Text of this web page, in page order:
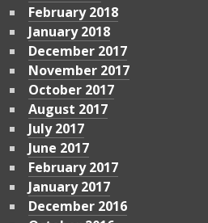
February 2018
January 2018
December 2017
November 2017
October 2017
August 2017
July 2017
June 2017
February 2017
January 2017
December 2016